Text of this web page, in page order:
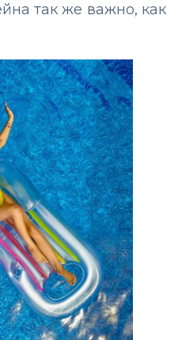
так же важно, как